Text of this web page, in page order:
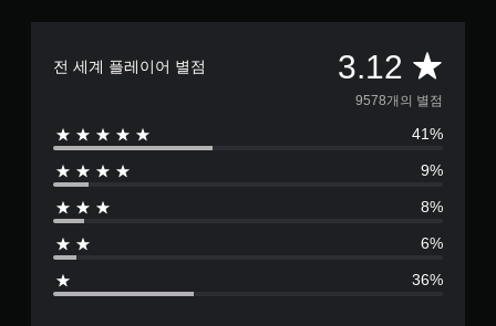
전 세계 플레이어 별점 3.12 총
9
5
별
9578개의 별점
41%
9%
8%
6%
36%